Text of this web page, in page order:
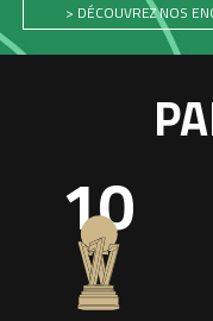
> DÉCOUVREZ NOS
10